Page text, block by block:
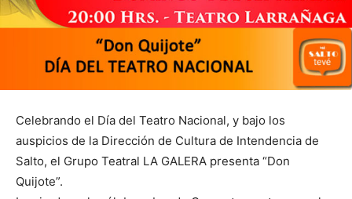
Celebrando el Día del Teatro Nacional, y bajo los
auspicios de la Dirección de Cultura de Intendencia de
Salto, el Grupo Teatral LA GALERA presenta “Don
Quijote”.